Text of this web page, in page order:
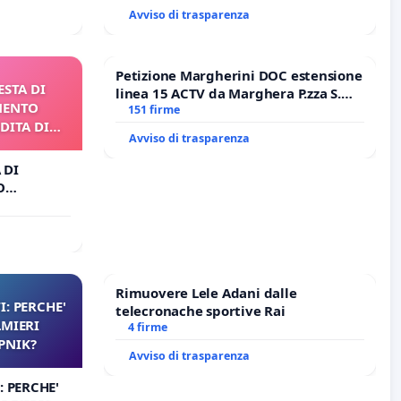
Avviso di trasparenza
DI
DI
DI
DI
Petizione Margherini DOC estensione
linea 15 ACTV da Marghera P.zza S.
Antonio all'aeroporto Marco Polo
tariffa a € 1,50
151 firme
Avviso di trasparenza
PERCHE'
Rimuovere Lele Adani dalle
telecronache sportive Rai
4 firme
Avviso di trasparenza